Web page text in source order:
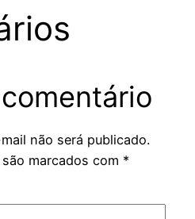
não será publicado.
marcados com *